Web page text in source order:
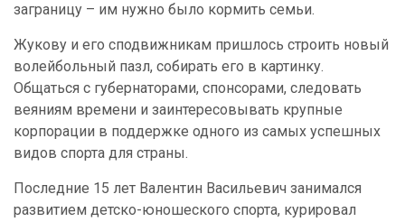
заграницу – им нужно было кормить семьи.
Жукову и его сподвижникам пришлось строить новый
волейбольный пазл, собирать его в картинку.
Общаться с губернаторами, спонсорами, следовать
веяниям времени и заинтересовывать крупные
корпорации в поддержке одного из самых успешных
видов спорта для страны.
Последние 15 лет Валентин Васильевич занимался
развитием детско-юношеского спорта, курировал